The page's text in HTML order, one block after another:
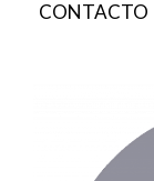
CONTACTO